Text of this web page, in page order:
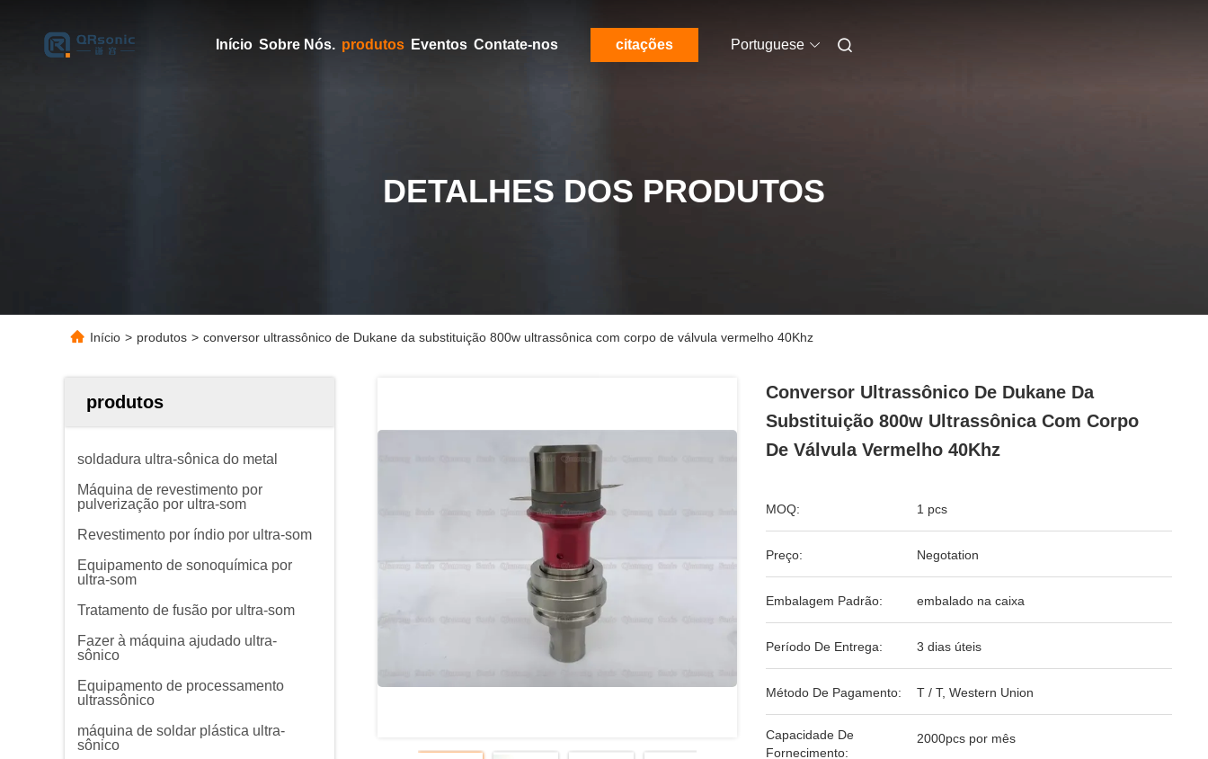
Início Sobre Nós. produtos Eventos Contate-nos citações Portuguese
DETALHES DOS PRODUTOS
Início > produtos > conversor ultrassônico de Dukane da substituição 800w ultrassônica com corpo de válvula vermelho 40Khz
produtos
soldadura ultra-sônica do metal
Máquina de revestimento por
pulverização por ultra-som
Revestimento por índio por ultra-som
Equipamento de sonoquímica por
ultra-som
Tratamento de fusão por ultra-som
Fazer à máquina ajudado ultra-
sônico
Equipamento de processamento
ultrassônico
máquina de soldar plástica ultra-
sônico
Conversor Ultrassônico De Dukane Da
Substituição 800w Ultrassônica Com Corpo
De Válvula Vermelho 40Khz
MOQ: 1 pcs
Preço: Negotation
Embalagem Padrão: embalado na caixa
Período De Entrega: 3 dias úteis
Método De Pagamento: T / T, Western Union
Capacidade De
Fornecimento:
2000pcs por mês